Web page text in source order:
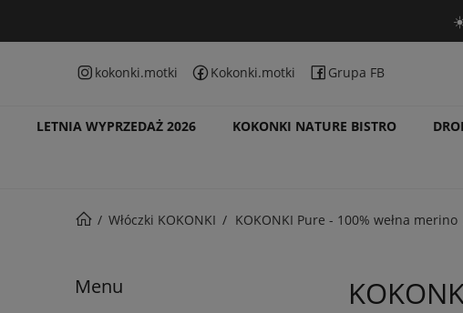
kokonki.motki Kokonki.motki Grupa FB
LETNIA WYPRZEDAŻ 2026 KOKONKI NATURE BISTRO
Włóczki KOKONKI KOKONKI Pure - 100% wełna merino
Menu